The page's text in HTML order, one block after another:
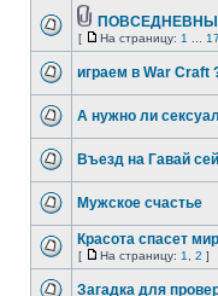
[ На страницу: 1 17
играем в War Craft
А нужно ли
Въезд на Гавай
Мужское счастье
Красота спасет мир
[ На страницу: 1 2 ]
Загадка для